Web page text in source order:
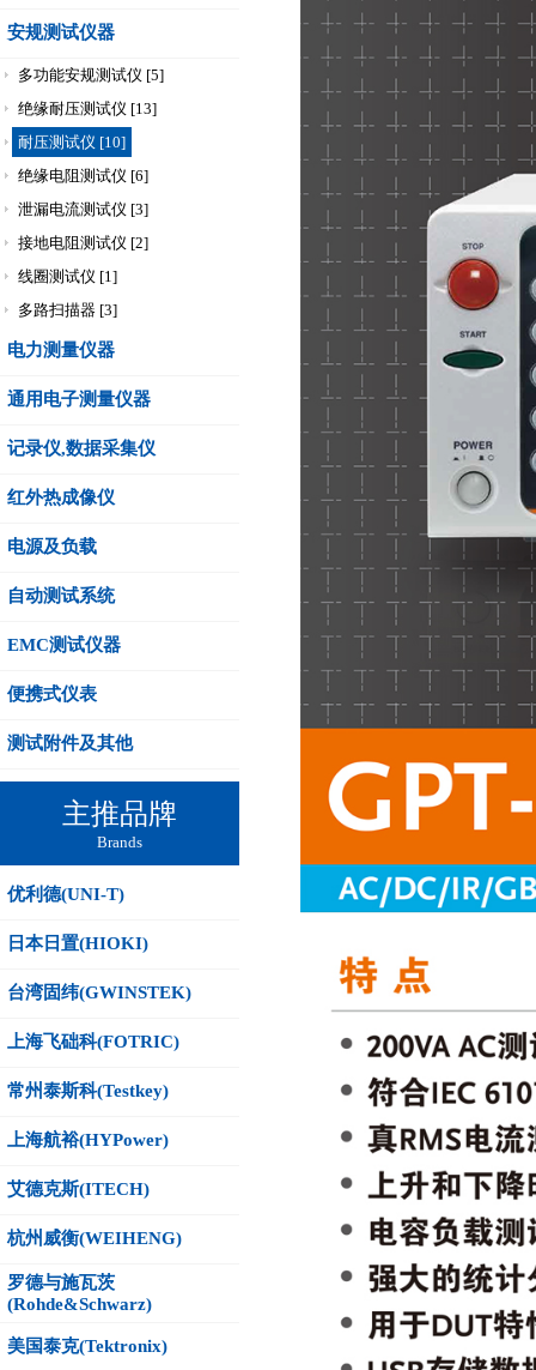
安规测试仪器
多功能安规测试仪 [5]
绝缘耐压测试仪 [13]
耐压测试仪 [10]
绝缘电阻测试仪 [6]
泄漏电流测试仪 [3]
接地电阻测试仪 [2]
线圈测试仪 [1]
多路扫描器 [3]
电力测量仪器
通用电子测量仪器
记录仪,数据采集仪
红外热成像仪
电源及负载
自动测试系统
EMC测试仪器
便携式仪表
测试附件及其他
主推品牌
Brands
优利德(UNI-T)
日本日置(HIOKI)
台湾固纬(GWINSTEK)
上海飞础科(FOTRIC)
常州泰斯科(Testkey)
上海航裕(HYPower)
艾德克斯(ITECH)
杭州威衡(WEIHENG)
罗德与施瓦茨
(Rohde&Schwarz)
美国泰克(Tektronix)